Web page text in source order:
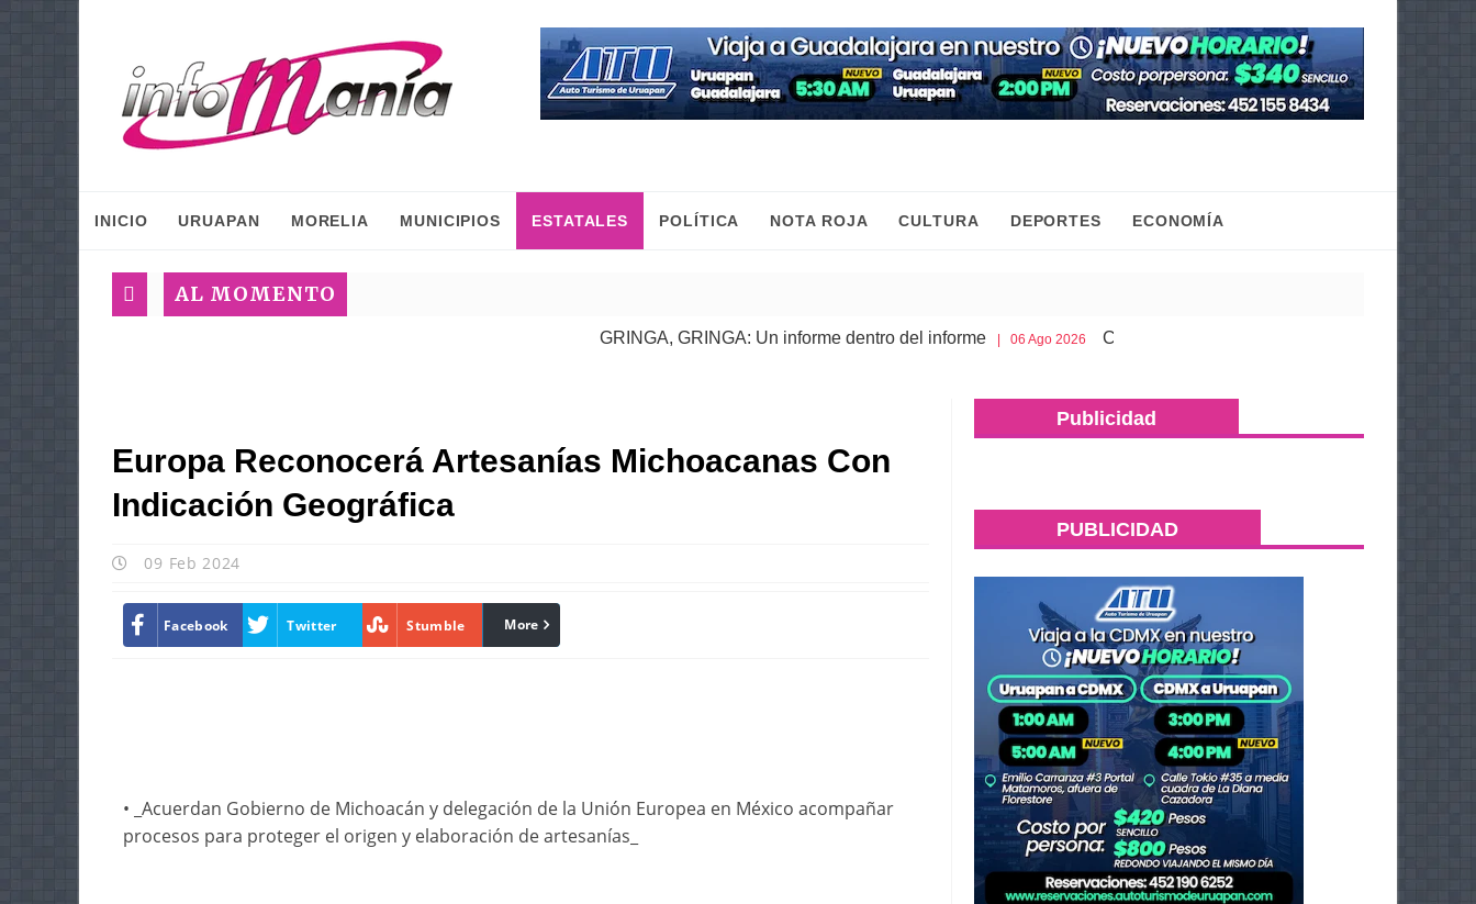
INICIO URUAPAN MORELIA MUNICIPIOS ESTATALES POLÍTICA NOTA ROJA CULTURA DEPORTES ECONOMÍA
AL MOMENTO
GRINGA, GRINGA: Un informe dentro del informe| 06 Ago 2026 Cobaem ofrece bachillerato sabatino para mayores de
Europa Reconocerá Artesanías Michoacanas Con
Indicación Geográfica
09 Feb 2024
Facebook Twitter Stumble linkedin
More
• _Acuerdan Gobierno de Michoacán y delegación de la Unión Europea en México acompañar
procesos para proteger el origen y elaboración de artesanías_
Publicidad
PUBLICIDAD